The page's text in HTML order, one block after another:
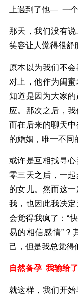
上遇到了他— 一
那天，我们没有
笑容让人觉得很舒
原本以为我们不
对上，他作为闺
知道是因为大家
应。那次之后，
而在后来的聊天
的婚姻，唯一不同
或许是互相找寻
零三天之后，一
的女儿。然而这
我，也因此我决
会觉得我疯了：“
易的相信感情”？
己，但是我总觉得
自然备孕 我输给
就这样，我们开